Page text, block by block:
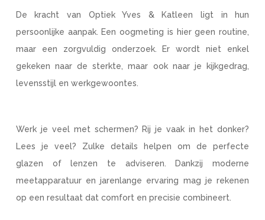
De kracht van Optiek Yves & Katleen ligt in hun
persoonlijke aanpak. Een oogmeting is hier geen routine,
maar een zorgvuldig onderzoek. Er wordt niet enkel
gekeken naar de sterkte, maar ook naar je kijkgedrag,
levensstijl en werkgewoontes.
Werk je veel met schermen? Rij je vaak in het donker?
Lees je veel? Zulke details helpen om de perfecte
glazen of lenzen te adviseren. Dankzij moderne
meetapparatuur en jarenlange ervaring mag je rekenen
op een resultaat dat comfort en precisie combineert.